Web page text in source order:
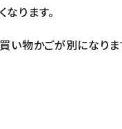
ります。
物かごが別になりま